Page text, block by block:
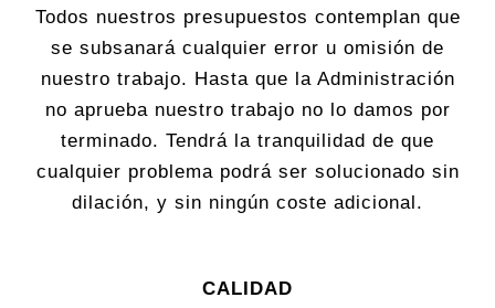
Todos nuestros presupuestos contemplan que
se subsanará cualquier error u omisión de
nuestro trabajo. Hasta que la Administración
no aprueba nuestro trabajo no lo damos por
terminado. Tendrá la tranquilidad de que
cualquier problema podrá ser solucionado sin
dilación, y sin ningún coste adicional.
CALIDAD